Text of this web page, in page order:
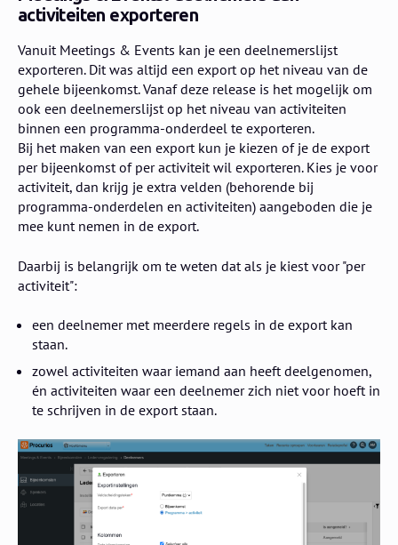
activiteiten exporteren
Vanuit Meetings & Events kan je een deelnemerslijst
exporteren. Dit was altijd een export op het niveau van de
gehele bijeenkomst. Vanaf deze release is het mogelijk om
ook een deelnemerslijst op het niveau van activiteiten
binnen een programma-onderdeel te exporteren.
Bij het maken van een export kun je kiezen of je de export
per bijeenkomst of per activiteit wil exporteren. Kies je voor
activiteit, dan krijg je extra velden (behorende bij
programma-onderdelen en activiteiten) aangeboden die je
mee kunt nemen in de export.
Daarbij is belangrijk om te weten dat als je kiest voor "per
activiteit":
een deelnemer met meerdere regels in de export kan
staan.
zowel activiteiten waar iemand aan heeft deelgenomen,
én activiteiten waar een deelnemer zich niet voor hoeft in
te schrijven in de export staan.